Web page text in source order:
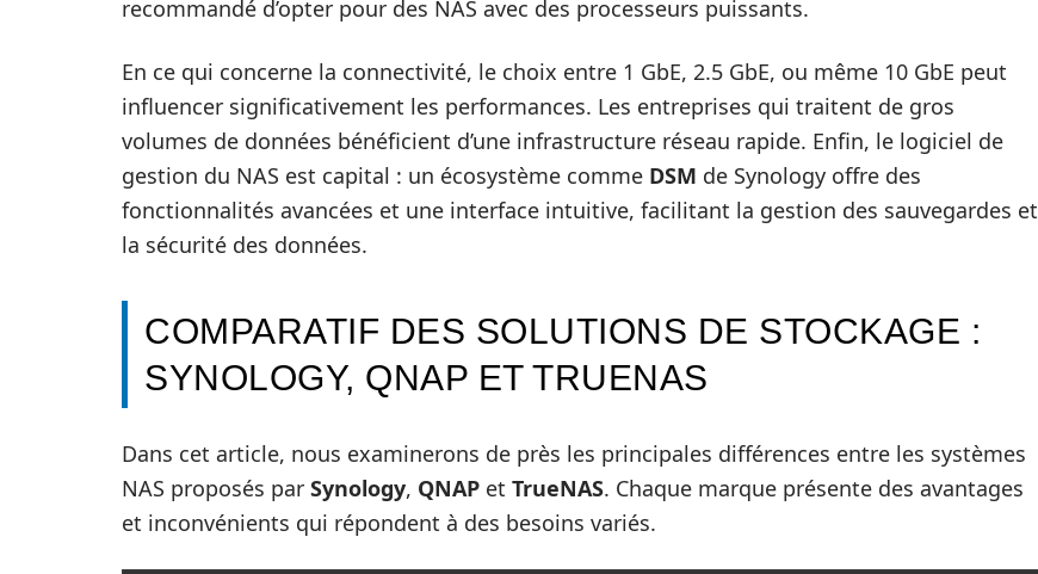
recommandé d’opter pour des NAS avec des processeurs puissants.
En ce qui concerne la connectivité, le choix entre 1 GbE, 2.5 GbE, ou même 10 GbE peut
influencer significativement les performances. Les entreprises qui traitent de gros
volumes de données bénéficient d’une infrastructure réseau rapide. Enfin, le logiciel de
gestion du NAS est capital : un écosystème comme DSM de Synology offre des
fonctionnalités avancées et une interface intuitive, facilitant la gestion des sauvegardes et
la sécurité des données.
COMPARATIF DES SOLUTIONS DE STOCKAGE :
SYNOLOGY, QNAP ET TRUENAS
Dans cet article, nous examinerons de près les principales différences entre les systèmes
NAS proposés par Synology, QNAP et TrueNAS. Chaque marque présente des avantages
et inconvénients qui répondent à des besoins variés.